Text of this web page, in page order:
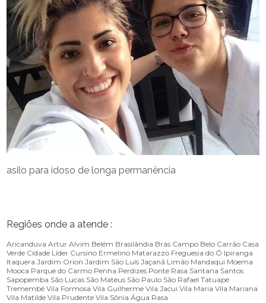
asilo para idoso de longa permanência
Regiões onde a atende :
Aricanduva Artur Alvim Belém Brasilândia Brás Campo Belo Carrão Casa
Verde Cidade Líder Cursino Ermelino Matarazzo Freguesia do Ó Ipiranga
Itaquera Jardim Orion Jardim São Luís Jaçanã Limão Mandaqui Moema
Mooca Parque do Carmo Penha Perdizes Ponte Rasa Santana Santos
Sapopemba São Lucas São Mateus São Paulo São Rafael Tatuapé
Tremembé Vila Formosa Vila Guilherme Vila Jacuí Vila Maria Vila Mariana
Vila Matilde Vila Prudente Vila Sônia Água Rasa